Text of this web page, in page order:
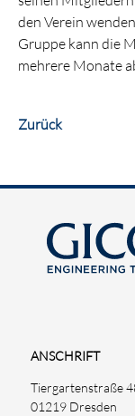
den Verein
Gruppe kann die
mehrere Monate
Zurück
ANSCHRIFT
Tiergartenstraße
01219 Dresden